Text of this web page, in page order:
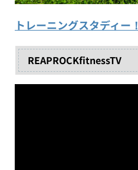
トレーニングスタディー！
REAPROCKfitnessTV